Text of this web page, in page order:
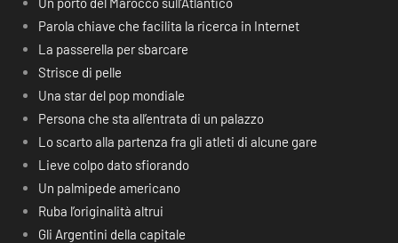
Parola chiave che facilita la ricerca in Internet
La passerella per sbarcare
Strisce di pelle
Una star del pop mondiale
Persona che sta all’entrata di un palazzo
Lo scarto alla partenza fra gli atleti di alcune gare
Lieve colpo dato sfiorando
Un palmipede americano
Ruba l’originalità altrui
Gli Argentini della capitale